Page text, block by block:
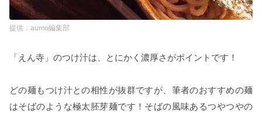
aumo編集部
「えん寺」のつけ汁は、とにかく濃厚さがポイントです！
どの麺もつけ汁との相性が抜群ですが、筆者のおすすめの麺
はそばのような極太胚芽麺です！そばの風味あるつやつやの